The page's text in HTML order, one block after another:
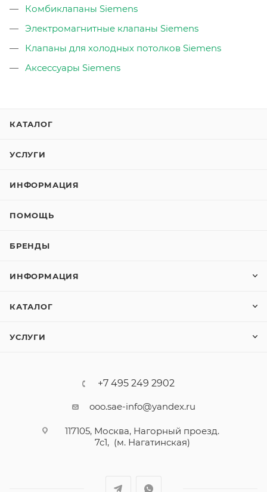
Комбиклапаны Siemens
Электромагнитные клапаны Siemens
Клапаны для холодных потолков Siemens
Аксессуары Siemens
КАТАЛОГ
УСЛУГИ
ИНФОРМАЦИЯ
ПОМОЩЬ
БРЕНДЫ
ИНФОРМАЦИЯ
КАТАЛОГ
УСЛУГИ
+7 495 249 2902
ooo.sae-info@yandex.ru
117105, Москва, Нагорный проезд.
7с1, (м. Нагатинская)